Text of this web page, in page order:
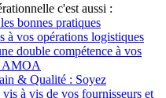
c'est aussi :
bonnes pratiques
à vos opérations logistiques
double compétence à vos
AMOA
& Qualité : Soyez
à vis de vos fournisseurs et